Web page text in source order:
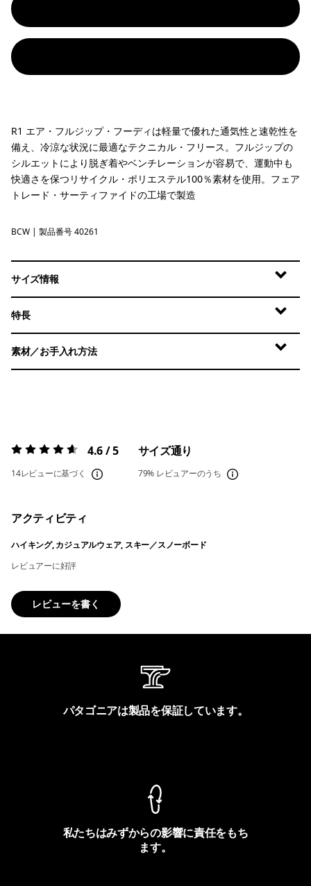
R1 エア・フルジップ・フーディは軽量で優れた通気性と速乾性を
備え、冷涼な状況に最適なテクニカル・フリース。フルジップの
シルエットにより脱ぎ着やベンチレーションが容易で、運動中も
快適さを保つリサイクル・ポリエステル100％素材を使用。フェア
トレード・サーティファイドの工場で製造
Birch White
BCW | 製品番号 40261
サイズ情報
特長
素材／お手入れ方法
評価:4.6 / 5 4.6 / 5
14レビューに基づく
サイズ通り
79% レビュアーのうち
アクティビティ
ハイキング, カジュアルウェア, スキー／スノーボード
レビュアーに好評
レビューを書く
パタゴニアは製品を保証しています。
私たちはみずからの影響に責任をもち
ます。